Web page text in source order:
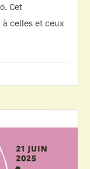
Cet
celles et ceux